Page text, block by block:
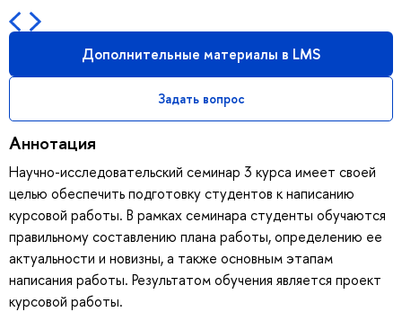
Дополнительные материалы в LMS
Задать вопрос
Аннотация
Научно-исследовательский семинар 3 курса имеет своей
целью обеспечить подготовку студентов к написанию
курсовой работы. В рамках семинара студенты обучаются
правильному составлению плана работы, определению ее
актуальности и новизны, а также основным этапам
написания работы. Результатом обучения является проект
курсовой работы.